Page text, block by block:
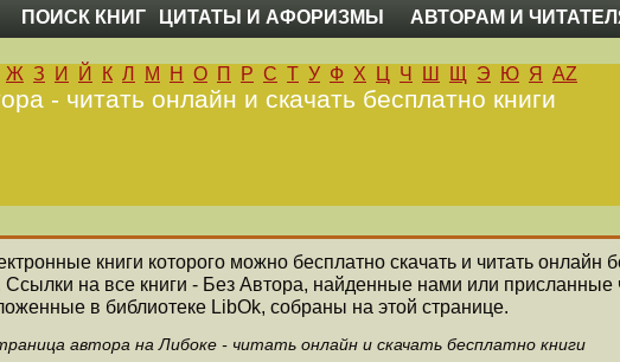
ПОИСК КНИГ ЦИТАТЫ И АФОРИЗМЫ АВТОРАМ И
Ж З И Й К Л М Н О П Р С Т У Ф Х Ц Ч Ш Щ Э Ю Я AZ
- читать онлайн и скачать бесплатно книги
книги которого можно бесплатно скачать и читать онлайн
Ссылки на все книги - Без Автора, найденные нами или присланные
в библиотеке LibOk, собраны на этой странице.
автора на Либоке - читать онлайн и скачать бесплатно книги